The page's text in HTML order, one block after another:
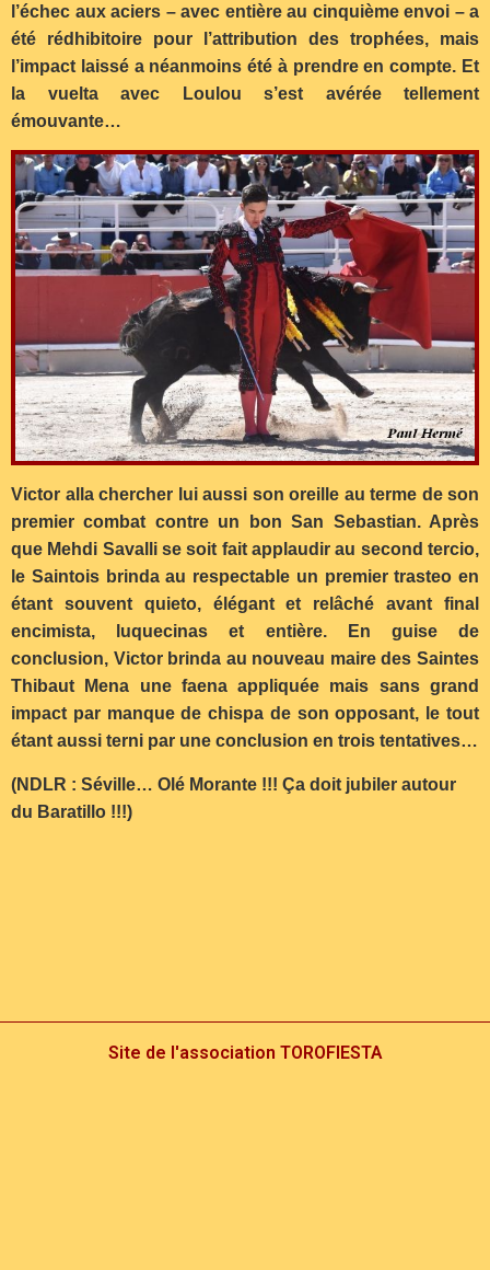
l’échec aux aciers – avec entière au cinquième envoi – a
été rédhibitoire pour l’attribution des trophées, mais
l’impact laissé a néanmoins été à prendre en compte. Et
la vuelta avec Loulou s’est avérée tellement
émouvante…
Victor alla chercher lui aussi son oreille au terme de son
premier combat contre un bon San Sebastian. Après
que Mehdi Savalli se soit fait applaudir au second tercio,
le Saintois brinda au respectable un premier trasteo en
étant souvent quieto, élégant et relâché avant final
encimista, luquecinas et entière. En guise de
conclusion, Victor brinda au nouveau maire des Saintes
Thibaut Mena une faena appliquée mais sans grand
impact par manque de chispa de son opposant, le tout
étant aussi terni par une conclusion en trois tentatives…
(NDLR : Séville… Olé Morante !!! Ça doit jubiler autour
du Baratillo !!!)
Site de l'association TOROFIESTA